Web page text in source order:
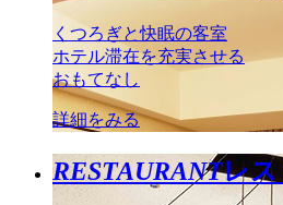
くつろぎと快眠の客室
ホテル滞在を充実させる
おもてなし
詳細をみる
RESTAURANTレ